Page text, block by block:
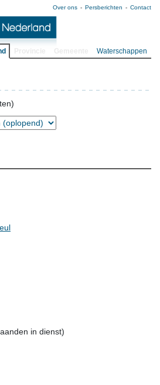
Over ons Persberichten Contact
Waterschappen
in dienst)